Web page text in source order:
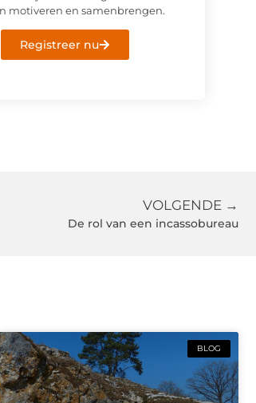
motiveren en samenbrengen.
Registreer nu
VOLGENDE →
De rol van een incassobureau
BLOG